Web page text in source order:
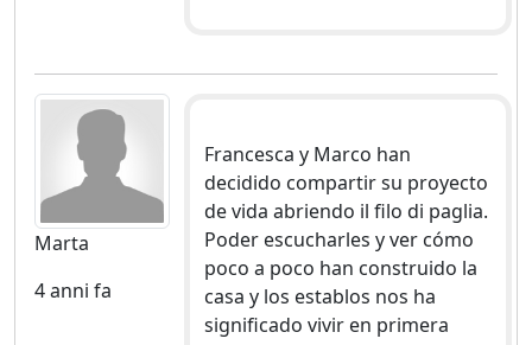
Marta
4 anni fa
Francesca y Marco han
decidido compartir su proyecto
de vida abriendo il filo di paglia.
Poder escucharles y ver cómo
poco a poco han construido la
casa y los establos nos ha
significado vivir en primera